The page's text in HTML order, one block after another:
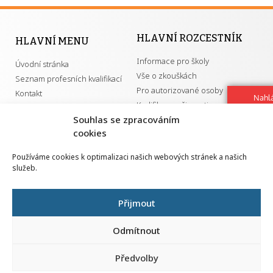
Souhlas se zpracováním
cookies
Používáme cookies k optimalizaci našich webových stránek a našich
služeb.
Přijmout
Odmítnout
Předvolby
HLAVNÍ MENU
Úvodní stránka
Seznam profesních kvalifikací
Kontakt
HLAVNÍ ROZCESTNÍK
Informace pro školy
Vše o zkouškách
Pro autorizované osoby
Kvalifikace a živnosti
GDPR
Národní pedagogický institut ČR
Senovážné náměstí 25
110 00 Praha 1